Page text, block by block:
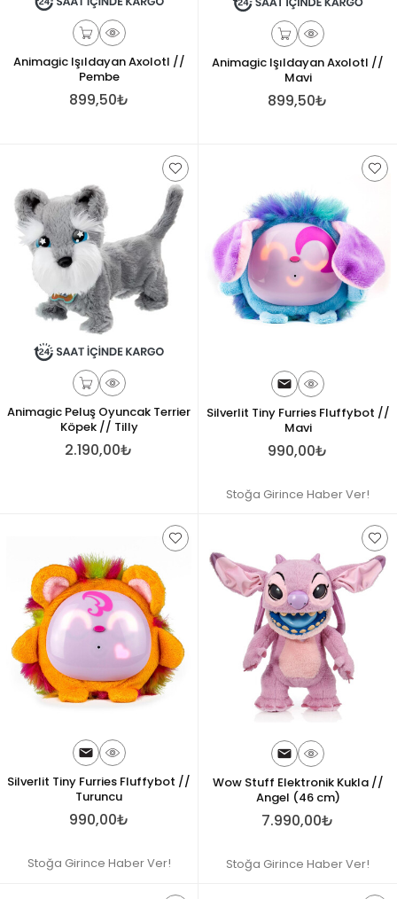
Animagic Işıldayan Axolotl //
Pembe
899,50₺
Animagic Işıldayan Axolotl //
Mavi
899,50₺
Animagic Peluş Oyuncak Terrier
Köpek // Tilly
2.190,00₺
Silverlit Tiny Furries Fluffybot //
Mavi
990,00₺
Stoğa Girince Haber Ver!
Silverlit Tiny Furries Fluffybot //
Turuncu
990,00₺
Stoğa Girince Haber Ver!
Wow Stuff Elektronik Kukla //
Angel (46 cm)
7.990,00₺
Stoğa Girince Haber Ver!